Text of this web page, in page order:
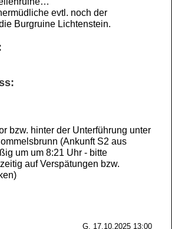
evtl. noch der
Burgruine Lichtenstein.
bzw. hinter der Unterführung unter
(Ankunft S2 aus
um um 8:21 Uhr - bitte
auf Verspätungen bzw.
G, 17.10.2025 13:00